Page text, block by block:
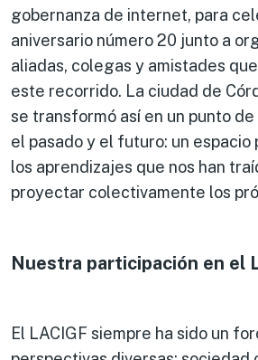
gobernanza de internet, para
aniversario número 20 junto a
aliadas, colegas y amistades
este recorrido. La ciudad de
se transformó así en un punto
el pasado y el futuro: un espacio
los aprendizajes que nos han
proyectar colectivamente los
Nuestra participación en el
El LACIGF siempre ha sido un